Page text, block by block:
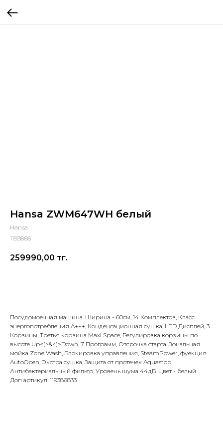
Hansa ZWM647WH белый
Hansa
1193868
259990,00 тг.
Посудомоечная машина. Ширина - 60см, 14 Комплектов, Класс
энергопотребления A+++, Конденсационная сушка, LED Дисплей, 3
Корзины, Третья корзина Maxi Space, Регулировка корзины по
высоте Up<(>&<)>Down, 7 Программ, Отсрочка старта, Зональная
мойка Zone Wash, Блокировка управления, SteamPower, фуекция
AutoOpen, Экстра сушка, Защита от протечек Aquastop,
Антибактериальный фильтр, Уровень шума 44дБ. Цвет - белый
Доп артикул: 119386833